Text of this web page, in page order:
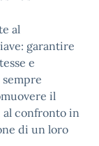
al
garantire
e
il
confronto in
di un loro